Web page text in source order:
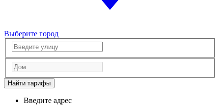
Выберите город
Найти тарифы
Введите адрес